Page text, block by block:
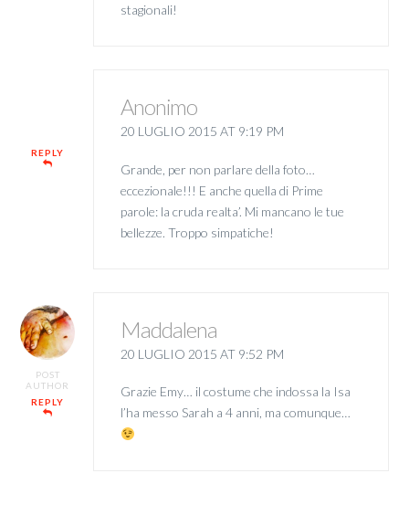
stagionali!
REPLY
Anonimo
20 LUGLIO 2015 AT 9:19 PM
Grande, per non parlare della foto…
eccezionale!!! E anche quella di Prime
parole: la cruda realta’. Mi mancano le tue
bellezze. Troppo simpatiche!
POST
AUTHOR
REPLY
Maddalena
20 LUGLIO 2015 AT 9:52 PM
Grazie Emy… il costume che indossa la Isa
l’ha messo Sarah a 4 anni, ma comunque…